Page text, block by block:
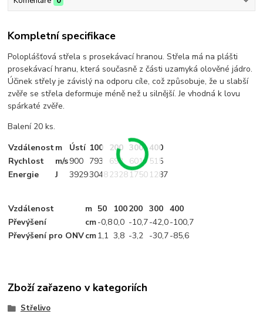
Kompletní specifikace
Poloplášťová střela s prosekávací hranou. Střela má na plášti
prosekávací hranu, která současně z části uzamyká olověné jádro.
Účinek střely je závislý na odporu cíle, což způsobuje, že u slabší
zvěře se střela deformuje méně než u silnější. Je vhodná k lovu
spárkaté zvěře.
Balení 20 ks.
Vzdálenostm Ústí 100 200 300 400
Rychlost
m/s900 793 693 601
515
Energie
J 392930482328 1750 1287
Vzdálenost m 50 100200 300 400
Převýšení
cm-0,80,0 -10,7-42,0-100,7
Převýšení pro ONVcm1,1 3,8 -3,2 -30,7-85,6
Zboží zařazeno v kategoriích
Střelivo